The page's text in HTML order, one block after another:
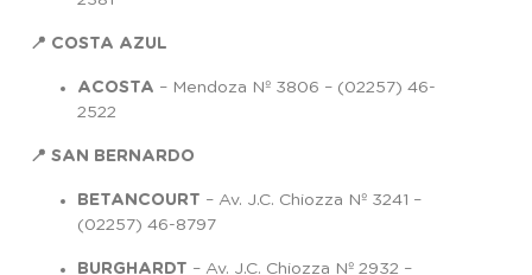
📍 COSTA AZUL
ACOSTA – Mendoza Nº 3806 – (02257) 46-
2522
📍 SAN BERNARDO
BETANCOURT – Av. J.C. Chiozza Nº 3241 –
(02257) 46-8797
BURGHARDT – Av. J.C. Chiozza Nº 2932 –